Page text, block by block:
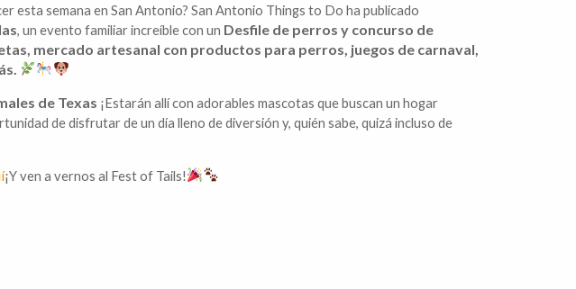
esta semana en San Antonio? San Antonio Things to Do ha publicado
, un evento familiar increíble con un Desfile de perros y concurso de
mercado artesanal con productos para perros, juegos de carnaval,
de Texas ¡Estarán allí con adorables mascotas que buscan un hogar
de disfrutar de un día lleno de diversión y, quién sabe, quizá incluso de
¡Y ven a vernos al Fest of Tails!